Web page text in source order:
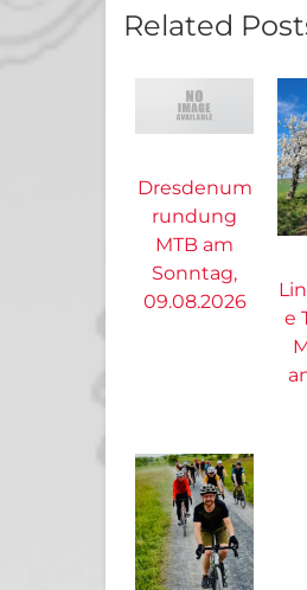
Related
Dresdenum
rundung
MTB am
Sonntag,
09.08.2026
e